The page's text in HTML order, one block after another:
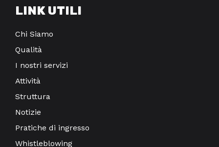
LINK UTILI
Chi Siamo
Qualità
I nostri servizi
Attività
Struttura
Notizie
Pratiche di ingresso
Whistleblowing